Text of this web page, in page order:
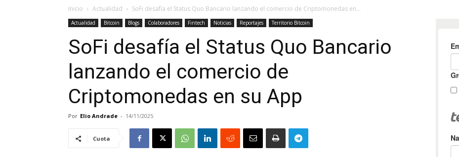
Inicio Actualidad SoFi desafía el Status Quo Bancario lanzando el comercio de Criptomonedas en...
Actualidad Bitcoin Blogs Colaboradores Fintech Noticias Reportajes Territorio Bitcoin
SoFi desafía el Status Quo Bancario
lanzando el comercio de
Criptomonedas en su App
Por Elio Andrade - 14/11/2025
Cuota